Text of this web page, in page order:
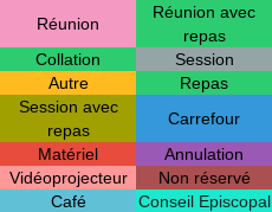
Réunion
Réunion avec
repas
Collation
Session
Autre
Repas
Session avec
repas
Carrefour
Matériel
Annulation
Vidéoprojecteur
Non réservé
Café
Conseil Episcopal